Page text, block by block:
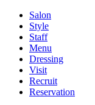
Salon
Style
Staff
Menu
Dressing
Visit
Recruit
Reservation